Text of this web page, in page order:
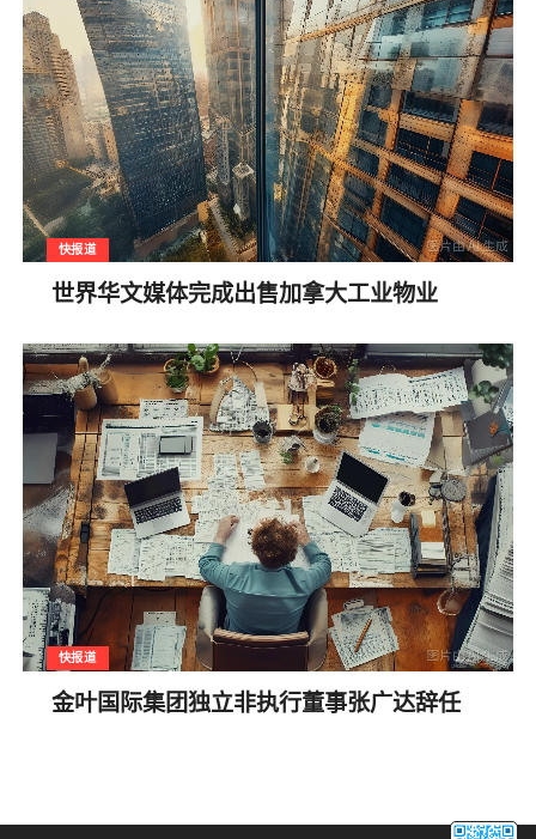
快报道
世界华文媒体完成出售加拿大工业物业
快报道
金叶国际集团独立非执行董事张广达辞任